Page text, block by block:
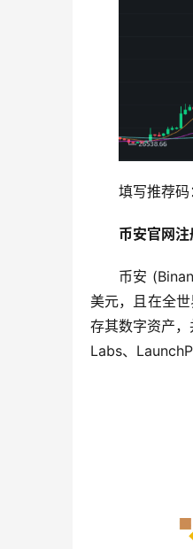
填写推荐码
币安官网注
币安
美元，且在全
存其数字资产
Labs、